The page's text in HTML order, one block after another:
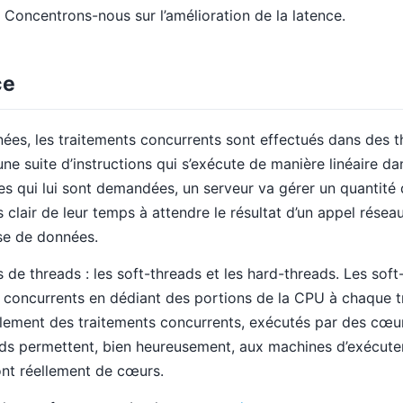
nous sur l’amélioration de la latence.
les traitements concurrents sont effectués dans des
suite d’instructions qui s’exécute de manière linéaire
qui lui sont demandées, un serveur va gérer un quantité
de leur temps à attendre le résultat d’un appel
de données.
de threads : les soft-threads et les hard-threads. Les
en dédiant des portions de la CPU à chaque
des traitements concurrents, exécutés par des
permettent, bien heureusement, aux machines
réellement de cœurs.